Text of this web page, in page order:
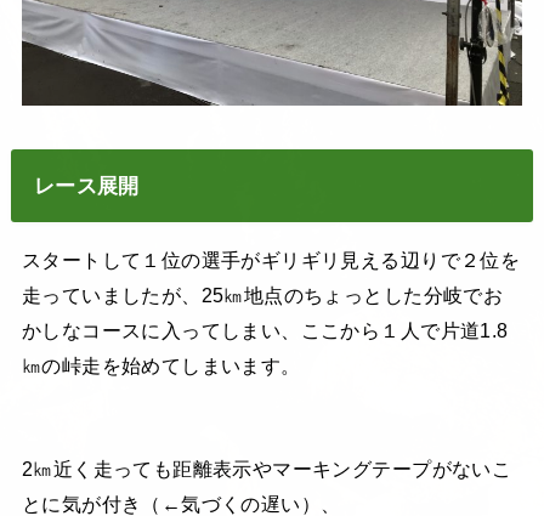
レース展開
スタートして１位の選手がギリギリ見える辺りで２位を
走っていましたが、25㎞地点のちょっとした分岐でお
かしなコースに入ってしまい、ここから１人で片道1.8
㎞の峠走を始めてしまいます。
2㎞近く走っても距離表示やマーキングテープがないこ
とに気が付き（←気づくの遅い）、